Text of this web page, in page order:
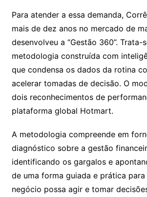
Para atender a essa demanda,
mais de dez anos no mercado de
desenvolveu a “Gestão 360”. Trata-
metodologia construída com
que condensa os dados da rotina
acelerar tomadas de decisão. O
dois reconhecimentos de
plataforma global Hotmart.
A metodologia compreende em
diagnóstico sobre a gestão
identificando os gargalos e
de uma forma guiada e prática
negócio possa agir e tomar